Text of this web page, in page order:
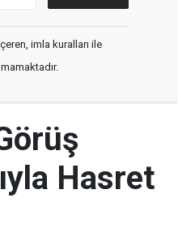
imla kuralları ile
Hasret